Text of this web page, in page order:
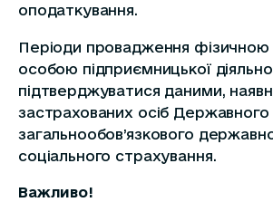
оподаткування.
Періоди провадження фізичною
особою підприємницької
підтверджуватися даними,
застрахованих осіб
загальнообов’язкового
соціального страхування.
Важливо!